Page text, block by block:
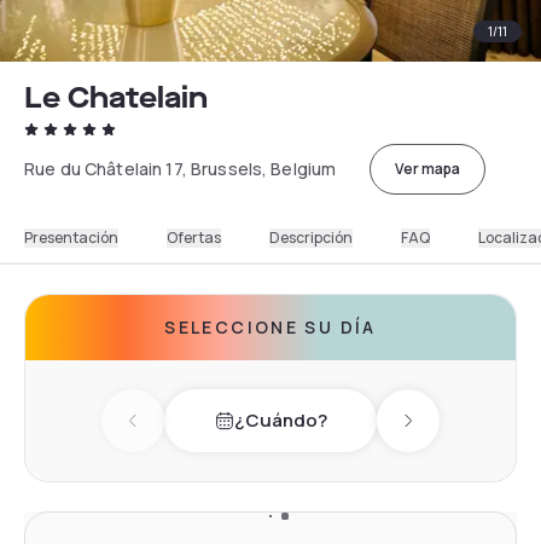
1/11
Le Chatelain
Rue du Châtelain 17, Brussels, Belgium Ver mapa
Presentación Ofertas Descripción FAQ
SELECCIONE SU DÍA
Previous day¿Cuándo? Next day